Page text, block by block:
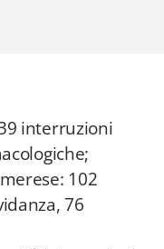
interruzioni
102
76